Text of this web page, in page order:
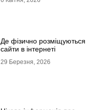
Де фізично розміщуються
сайти в інтернеті
29 Березня, 2026